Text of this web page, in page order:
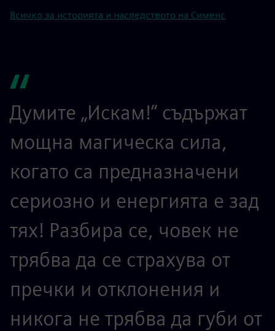
Всичко за историята и наследството на Сименс
Думите „Искам!“ съдържат
мощна магическа сила,
когато са предназначени
сериозно и енергията е зад
тях! Разбира се, човек не
трябва да се страхува от
пречки и отклонения и
никога не трябва да губи от